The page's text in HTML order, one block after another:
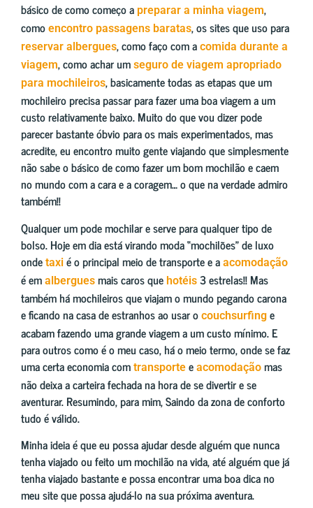
básico de como começo a preparar a minha viagem,
como encontro passagens baratas, os sites que uso para
reservar albergues, como faço com a comida durante a
viagem, como achar um seguro de viagem apropriado
para mochileiros, basicamente todas as etapas que um
mochileiro precisa passar para fazer uma boa viagem a um
custo relativamente baixo. Muito do que vou dizer pode
parecer bastante óbvio para os mais experimentados, mas
acredite, eu encontro muito gente viajando que simplesmente
não sabe o básico de como fazer um bom mochilão e caem
no mundo com a cara e a coragem… o que na verdade admiro
também!!
Qualquer um pode mochilar e serve para qualquer tipo de
bolso. Hoje em dia está virando moda “mochilões” de luxo
onde taxi é o principal meio de transporte e a acomodação
é em albergues mais caros que hotéis 3 estrelas!! Mas
também há mochileiros que viajam o mundo pegando carona
e ficando na casa de estranhos ao usar o couchsurfing e
acabam fazendo uma grande viagem a um custo mínimo. E
para outros como é o meu caso, há o meio termo, onde se faz
uma certa economia com transporte e acomodação mas
não deixa a carteira fechada na hora de se divertir e se
aventurar. Resumindo, para mim, Saindo da zona de conforto
tudo é válido.
Minha ideia é que eu possa ajudar desde alguém que nunca
tenha viajado ou feito um mochilão na vida, até alguém que já
tenha viajado bastante e possa encontrar uma boa dica no
meu site que possa ajudá-lo na sua próxima aventura.